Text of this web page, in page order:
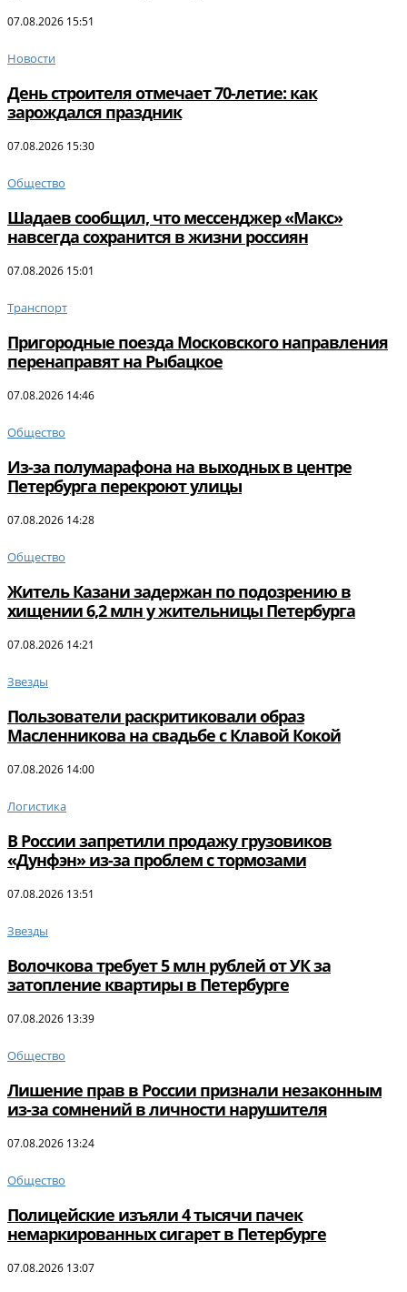
07.08.2026 15:51
Новости
День строителя отмечает 70-летие: как
зарождался праздник
07.08.2026 15:30
Общество
Шадаев сообщил, что мессенджер «Макс»
навсегда сохранится в жизни россиян
07.08.2026 15:01
Транспорт
Пригородные поезда Московского направления
перенаправят на Рыбацкое
07.08.2026 14:46
Общество
Из-за полумарафона на выходных в центре
Петербурга перекроют улицы
07.08.2026 14:28
Общество
Житель Казани задержан по подозрению в
хищении 6,2 млн у жительницы Петербурга
07.08.2026 14:21
Звезды
Пользователи раскритиковали образ
Масленникова на свадьбе с Клавой Кокой
07.08.2026 14:00
Логистика
В России запретили продажу грузовиков
«Дунфэн» из-за проблем с тормозами
07.08.2026 13:51
Звезды
Волочкова требует 5 млн рублей от УК за
затопление квартиры в Петербурге
07.08.2026 13:39
Общество
Лишение прав в России признали незаконным
из-за сомнений в личности нарушителя
07.08.2026 13:24
Общество
Полицейские изъяли 4 тысячи пачек
немаркированных сигарет в Петербурге
07.08.2026 13:07